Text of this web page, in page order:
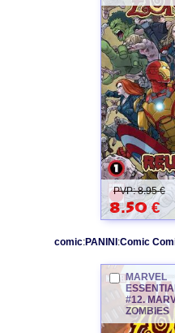
PVP: 8.95 €
8.50 €
comic:PANINI:Comic
MARVEL
#12.
ZOMBIES